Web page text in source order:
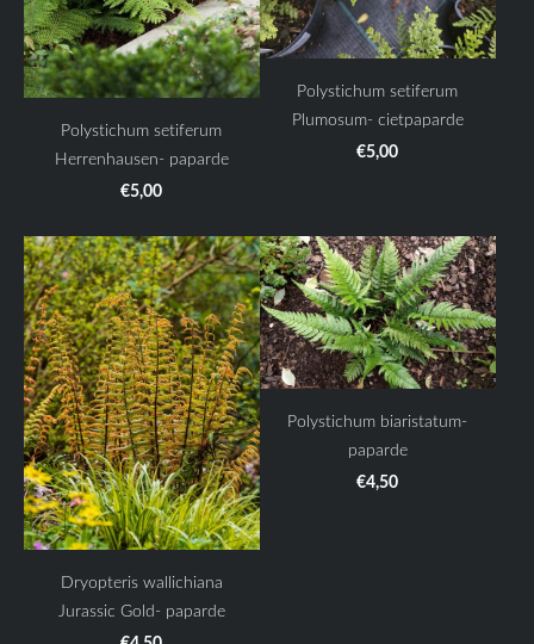
Polystichum setiferum
Herrenhausen- paparde
€5,00
Polystichum setiferum
Plumosum- cietpaparde
€5,00
Dryopteris wallichiana
Jurassic Gold- paparde
Polystichum biaristatum-
paparde
€4,50